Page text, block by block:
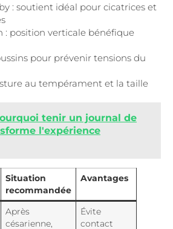
: soutient idéal pour cicatrices et
: position verticale bénéfique
pour prévenir tensions du
au tempérament et la taille
tenir un journal de
l'expérience
Situation
recommandée
Avantages
Après
césarienne,
Évite
contact